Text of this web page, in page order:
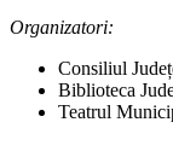
Organizatori:
Consiliul
Biblioteca
Teatrul